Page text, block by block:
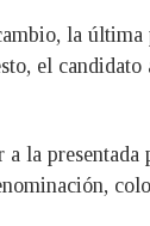
la
el
a la